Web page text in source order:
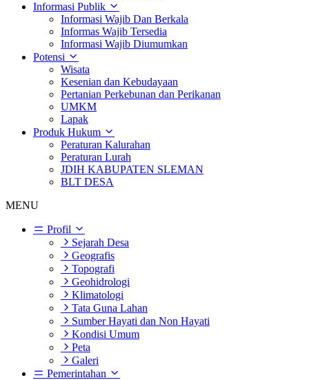
Informasi Publik
Informasi Wajib Dan Berkala
Informas Wajib Tersedia
Informasi Wajib Diumumkan
Potensi
Wisata
Kesenian dan Kebudayaan
Pertanian Perkebunan dan Perikanan
UMKM
Lapak
Produk Hukum
Peraturan Kalurahan
Peraturan Lurah
JDIH KABUPATEN SLEMAN
BLT DESA
MENU
Profil
Sejarah Desa
Geografis
Topografi
Geohidrologi
Klimatologi
Tata Guna Lahan
Sumber Hayati dan Non Hayati
Kondisi Umum
Peta
Galeri
Pemerintahan